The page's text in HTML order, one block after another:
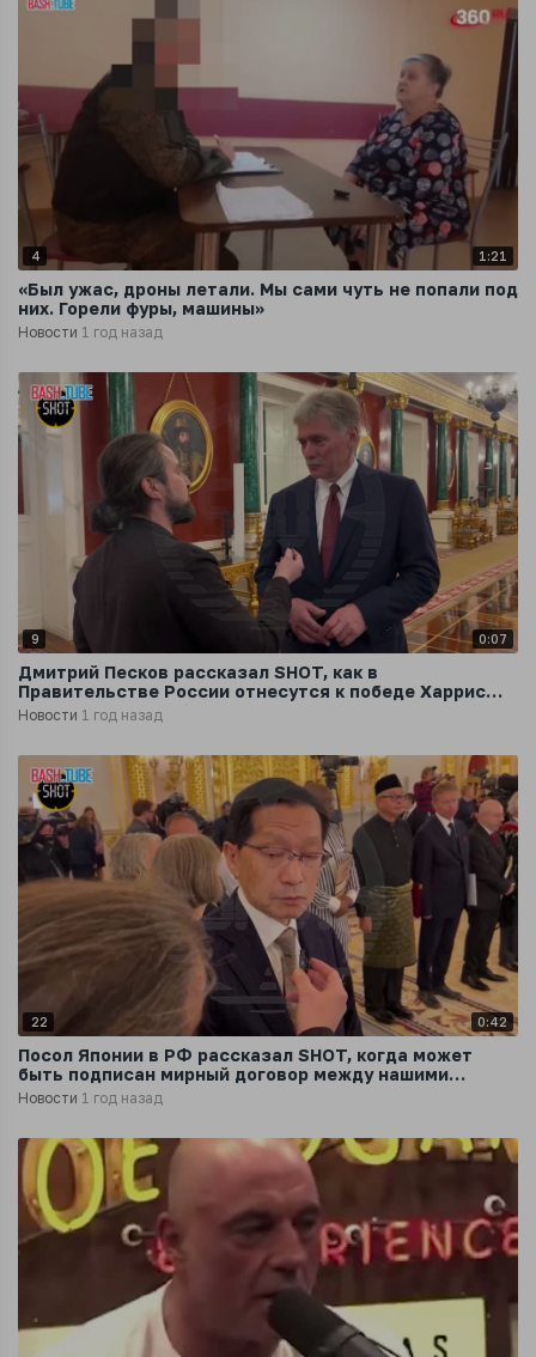
4 1:21
«Был ужас, дроны летали. Мы сами чуть не попали под
них. Горели фуры, машины»
Новости 1 год назад
9 0:07
Дмитрий Песков рассказал SHOT, как в
Правительстве России отнесутся к победе Харрис
или Трампа на выборах президента США
Новости 1 год назад
22 0:42
Посол Японии в РФ рассказал SHOT, когда может
быть подписан мирный договор между нашими
странами
Новости 1 год назад